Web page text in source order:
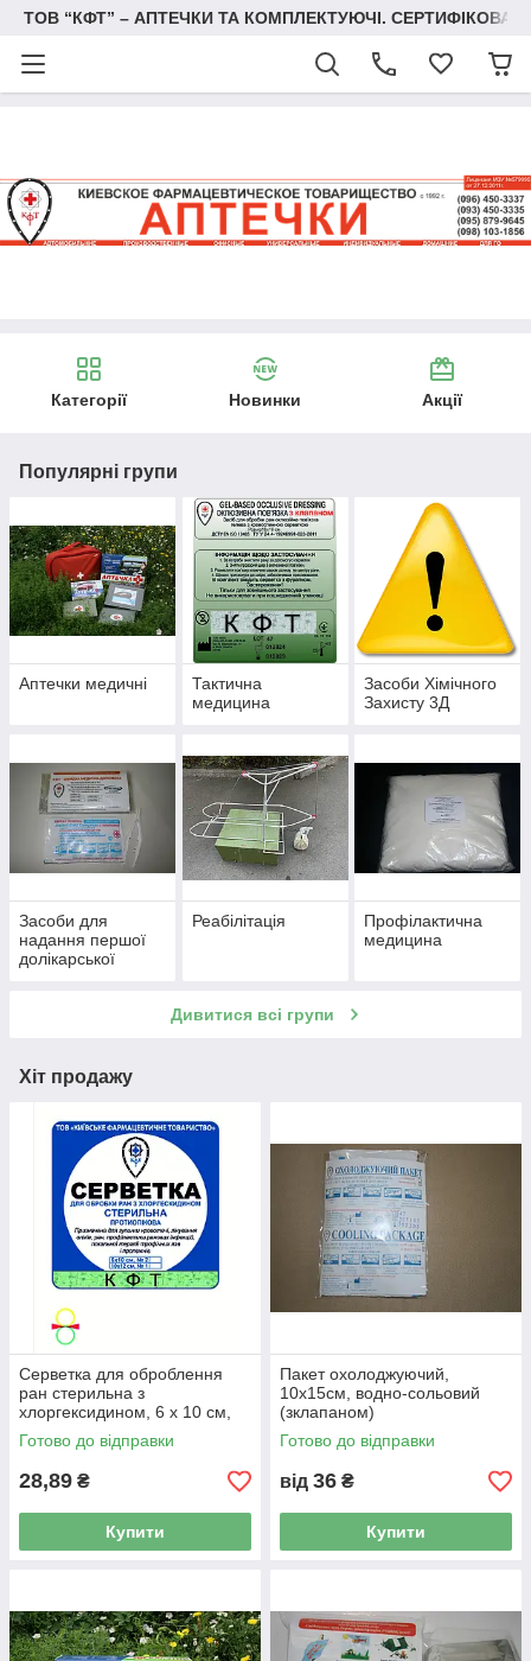
ТОВ “КФТ” – АПТЕЧКИ ТА КОМПЛЕКТУЮЧІ.
Категорії Новинки Акції
Популярні групи
Аптечки медичні
Тактична
медицина
Засоби Хімічного
Захисту 3Д
Засоби для
надання першої
долікарської
Реабілітація
Профілактична
медицина
Дивитися всі групи
Хіт продажу
Серветка для оброблення
ран стерильна з
хлоргексидином, 6 x 10 см,
№2, з натурального
матеріалу
Готово до відправки
28,89 ₴
Купити
Пакет охолоджуючий,
10х15см, водно-сольовий
(зклапаном)
Готово до відправки
від 36 ₴
Купити